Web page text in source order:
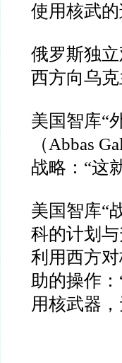
使用核武
俄罗斯独
西方向乌
美国智库“
（ Abbas
战略： “这
美国智库“
科的计划
利用西方
助的操作：
用核武器